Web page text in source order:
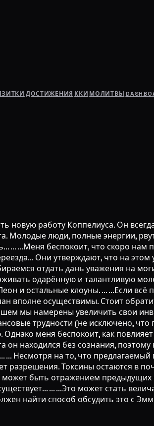
ДОСТИЖЕНИЯ ККИ МОЛИТВЫ
новую работу Коппелиуса. Он
Молодые люди, полные энергии,
... ...Меня беспокоит, что скоро
Они утверждают, что на этом
отдать дань уважения на
одарённую и талантливую
и остальные клоуны. ... ...Если
вполне осуществимы. Стоит
мы намерены увеличить свои
трудности (не исключено,
меня беспокоит, как
он находился без сознания,
Несмотря на то, что
разрешения. Токсины остаются в
быть отражением предыдущих
... ...Это может стать
найти способ обсудить это с